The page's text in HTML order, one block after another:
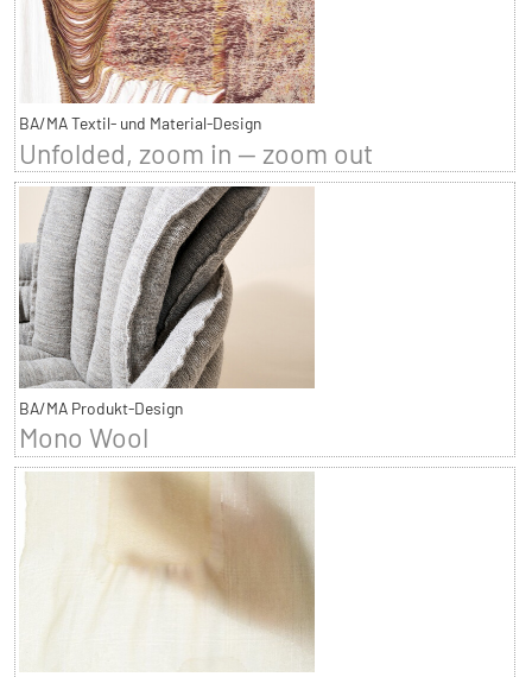
BA/MA Textil- und Material-Design
Unfolded, zoom in — zoom out
BA/MA Produkt-Design
Mono Wool